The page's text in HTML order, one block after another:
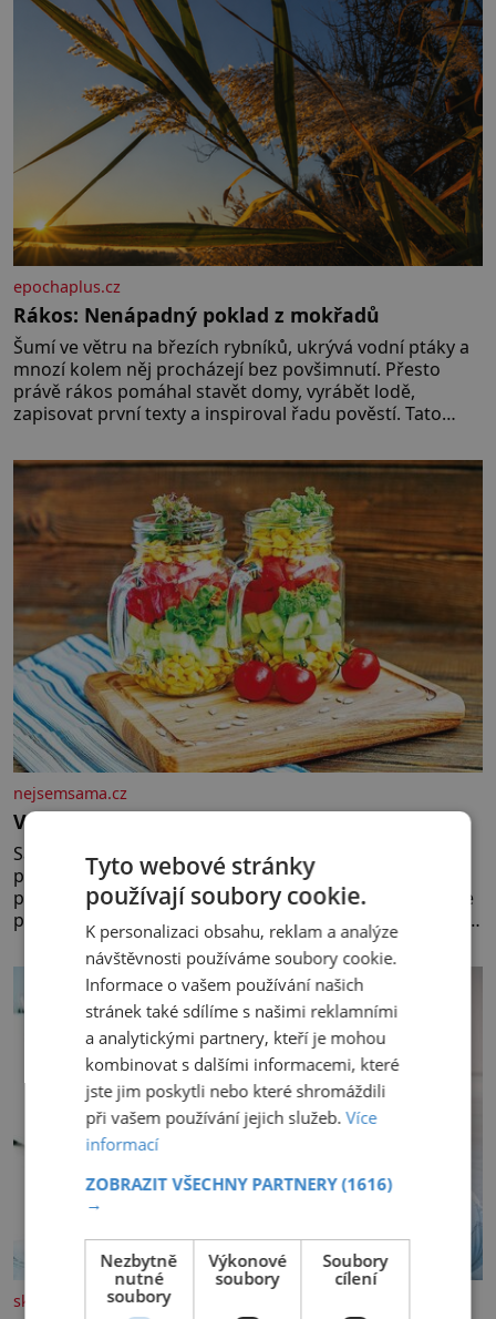
epochaplus.cz
Rákos: Nenápadný poklad z mokřadů
Šumí ve větru na březích rybníků, ukrývá vodní ptáky a
mnozí kolem něj procházejí bez povšimnutí. Přesto
právě rákos pomáhal stavět domy, vyrábět lodě,
zapisovat první texty a inspiroval řadu pověstí. Tato
let. Většina lidí vnímá rákos jen jako obyčejnou kulisu
letního koupání. Stačí se však podívat
nejsemsama.cz
Vrstvený salát do skla
Salát na cesty i do práce můžete různě obměňovat
podle toho, co máte doma. Zálivkou ho zalijte až těsně
před podáváním, aby zeleninu nerozmočila. Na 2 porce
potřebujete: ✿ 1/4 ledového nebo jiného salátu (římský
salát, polníček…) ✿ 1 malá konzerva kukuřice ✿ ½
okurky ✿ 2 rajčata Zálivka: ✿ 4 lžíce olivového oleje ✿ 1
lžíci citronové šťávy ✿ ½ stroužku
skutecnepribehy.cz
Tyto webové stránky
používají soubory cookie.
K personalizaci obsahu, reklam a analýze
návštěvnosti používáme soubory cookie.
Informace o vašem používání našich
stránek také sdílíme s našimi reklamními
a analytickými partnery, kteří je mohou
kombinovat s dalšími informacemi, které
jste jim poskytli nebo které shromáždili
při vašem používání jejich služeb.Více
informací
ZOBRAZIT VŠECHNY PARTNERY(1616)
→
Nezbytně
nutné
soubory
Výkonové
soubory
Soubory
cílení